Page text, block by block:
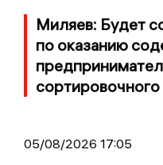
Миляев: Будет
по оказанию
05/08/2026 17:05